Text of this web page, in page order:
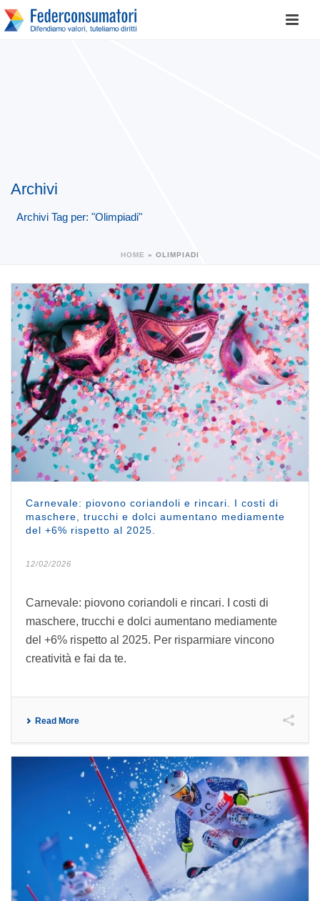
Archivi
Archivi Tag per: "Olimpiadi"
HOME » OLIMPIADI
Carnevale: piovono coriandoli e rincari. I costi di
maschere, trucchi e dolci aumentano mediamente
del +6% rispetto al 2025.
12/02/2026
Carnevale: piovono coriandoli e rincari. I costi di
maschere, trucchi e dolci aumentano mediamente
del +6% rispetto al 2025. Per risparmiare vincono
creatività e fai da te.
Read More